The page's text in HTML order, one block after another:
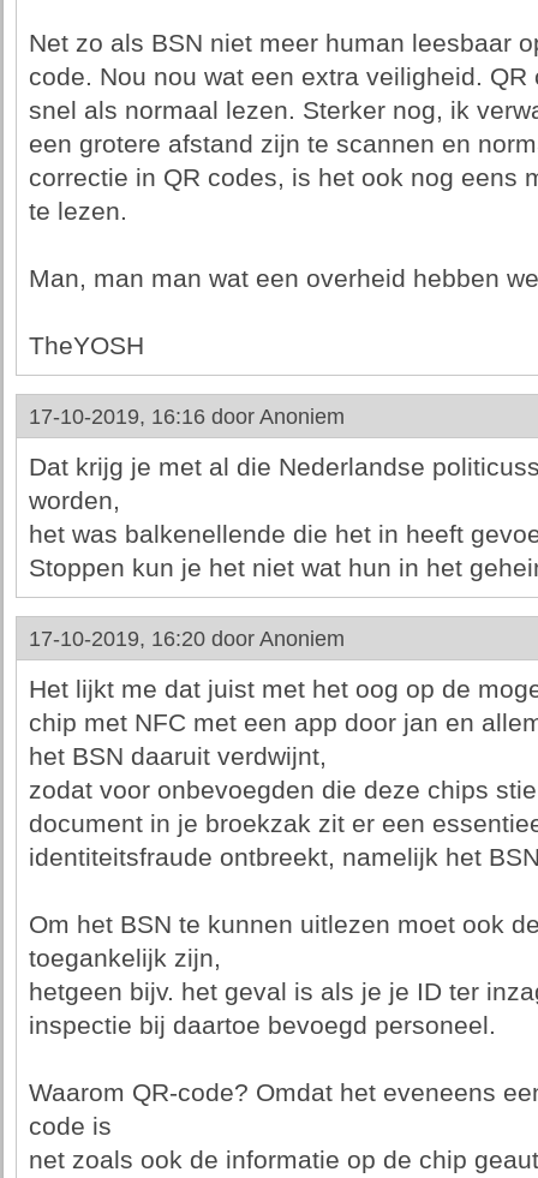
Net zo als BSN niet meer human leesbaar
code. Nou nou wat een extra veiligheid.
snel als normaal lezen. Sterker nog, ik
een grotere afstand zijn te scannen en
correctie in QR codes, is het ook nog eens
te lezen.
Man, man man wat een overheid hebben
TheYOSH
17-10-2019, 16:16 door Anoniem
Dat krijg je met al die Nederlandse
worden,
het was balkenellende die het in heeft
Stoppen kun je het niet wat hun in het
17-10-2019, 16:20 door Anoniem
Het lijkt me dat juist met het oog op de
chip met NFC met een app door jan en
het BSN daaruit verdwijnt,
zodat voor onbevoegden die deze chips
document in je broekzak zit er een
identiteitsfraude ontbreekt, namelijk het
Om het BSN te kunnen uitlezen moet ook
toegankelijk zijn,
hetgeen bijv. het geval is als je je ID ter
inspectie bij daartoe bevoegd personeel.
Waarom QR-code? Omdat het eveneens
code is
net zoals ook de informatie op de chip